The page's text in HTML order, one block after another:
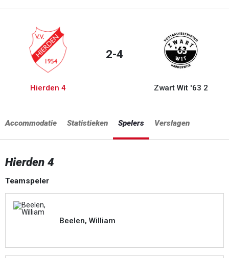
Hierden 4
2-4
Zwart Wit '63 2
Accommodatie Statistieken Spelers Verslagen
Hierden 4
Teamspeler
Beelen, William